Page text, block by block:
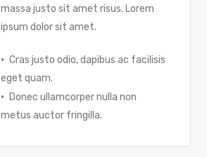
massa justo sit amet risus. Lorem
ipsum dolor sit amet.
Cras justo odio, dapibus ac facilisis
eget quam.
Donec ullamcorper nulla non
metus auctor fringilla.